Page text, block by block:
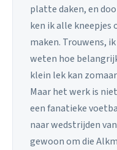
platte daken, en
ken ik alle
maken. Trouwens,
weten hoe
klein lek kan
Maar het werk is
een fanatieke
naar wedstrijden
gewoon om die